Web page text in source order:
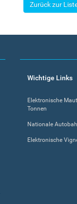
Zurück zur
Wichtige Links
Elektronische
Tonnen
Nationale
Elektronische